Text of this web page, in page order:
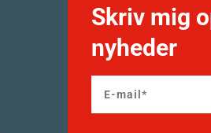
Skriv mig
nyheder